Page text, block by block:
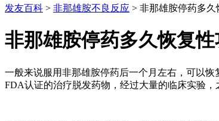
发友百科 > 非那雄胺不良反应 > 非那雄胺停药多久
非那雄胺停药多久恢复
一般来说服用非那雄胺停药后一个月左右，可以
FDA认证的治疗脱发药物，经过大量的临床实验，